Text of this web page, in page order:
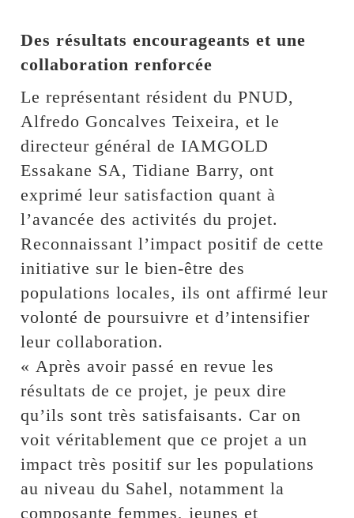
Des résultats encourageants et une
collaboration renforcée
Le représentant résident du PNUD,
Alfredo Goncalves Teixeira, et le
directeur général de IAMGOLD
Essakane SA, Tidiane Barry, ont
exprimé leur satisfaction quant à
l’avancée des activités du projet.
Reconnaissant l’impact positif de cette
initiative sur le bien-être des
populations locales, ils ont affirmé leur
volonté de poursuivre et d’intensifier
leur collaboration.
« Après avoir passé en revue les
résultats de ce projet, je peux dire
qu’ils sont très satisfaisants. Car on
voit véritablement que ce projet a un
impact très positif sur les populations
au niveau du Sahel, notamment la
composante femmes, jeunes et